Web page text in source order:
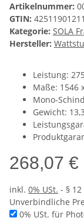
Artikelnummer:
GTIN:
Kategorie: SOLA
Hersteller:
Leistung:
Maße: 1546
Mono-
Gewicht:
268,07 €
inkl. 0% USt. - § 12
Unverbindliche
0% USt. für